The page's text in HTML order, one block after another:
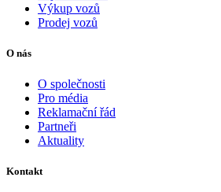
Výkup vozů
Prodej vozů
O nás
O společnosti
Pro média
Reklamační řád
Partneři
Aktuality
Kontakt